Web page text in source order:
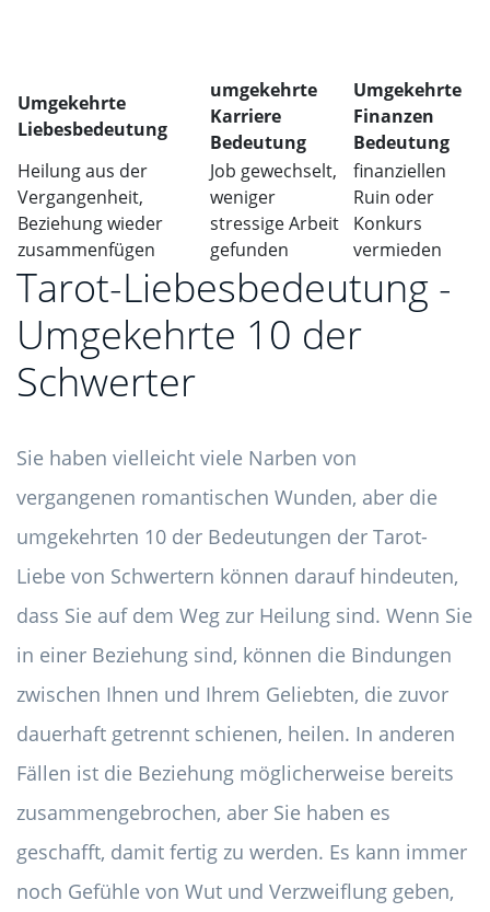
Umgekehrte
Liebesbedeutung
umgekehrte
Karriere
Bedeutung
Umgekehrte
Finanzen
Bedeutung
Heilung aus der
Vergangenheit,
Beziehung wieder
zusammenfügen
Job gewechselt,
weniger
stressige Arbeit
gefunden
finanziellen
Ruin oder
Konkurs
vermieden
Tarot-Liebesbedeutung -
Umgekehrte 10 der
Schwerter
Sie haben vielleicht viele Narben von
vergangenen romantischen Wunden, aber die
umgekehrten 10 der Bedeutungen der Tarot-
Liebe von Schwertern können darauf hindeuten,
dass Sie auf dem Weg zur Heilung sind. Wenn Sie
in einer Beziehung sind, können die Bindungen
zwischen Ihnen und Ihrem Geliebten, die zuvor
dauerhaft getrennt schienen, heilen. In anderen
Fällen ist die Beziehung möglicherweise bereits
zusammengebrochen, aber Sie haben es
geschafft, damit fertig zu werden. Es kann immer
noch Gefühle von Wut und Verzweiflung geben,